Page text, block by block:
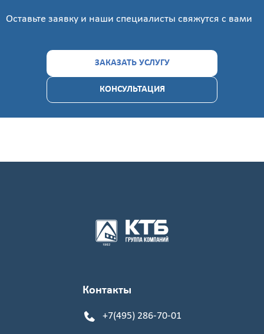
Оставьте заявку и наши специалисты свяжутся с вами
ЗАКАЗАТЬ УСЛУГУ
КОНСУЛЬТАЦИЯ
Контакты
+7(495) 286-70-01
код